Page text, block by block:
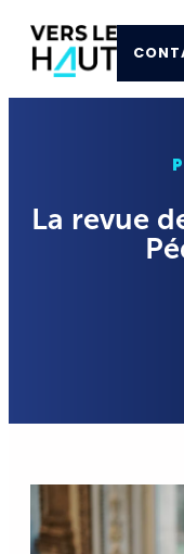
La revue